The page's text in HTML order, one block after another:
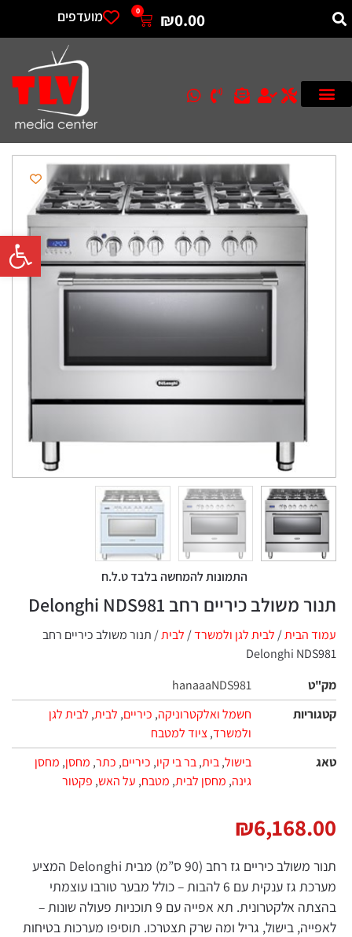
פתח
₪0.00
0 מועדפים
התמונות להמחשה בלבד ט.ל.ח
תנור משולב כיריים רחב Delonghi NDS981
עמוד הבית/ לבית לגן ולמשרד/ לבית/ תנור משולב כיריים רחב
Delonghi NDS981
מק"ט
hanaaaNDS981
קטגוריות
חשמל ואלקטרוניקה, כיריים, לבית, לבית לגן
ולמשרד,ציוד למטבח
טאג
בישול,בית,בר בי קיו, כיריים, כתר, מחסן, מחסן
גינה, מחסן לבית, מטבח, על האש, פקטור
₪6,168.00
תנור משולב כיריים גז רחב (90 ס”מ) מבית Delonghi המציע
מערכת גז ענקית עם 6 להבות – כולל מבער טורבו עוצמתי
בהצתה אלקטרונית. תא אפייה עם 9 תוכניות פעולה שונות –
לאפייה, בישול, גריל ומה שרק תצטרכו. תוסיפו מערכות בטיחות